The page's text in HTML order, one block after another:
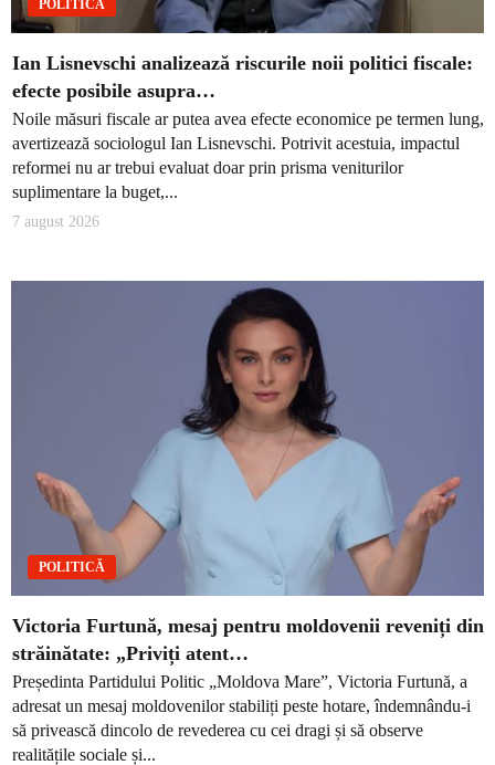
POLITICĂ
Ian Lisnevschi analizează riscurile noii politici fiscale:
efecte posibile asupra…
Noile măsuri fiscale ar putea avea efecte economice pe termen lung,
avertizează sociologul Ian Lisnevschi. Potrivit acestuia, impactul
reformei nu ar trebui evaluat doar prin prisma veniturilor
suplimentare la buget,...
7 august 2026
POLITICĂ
Victoria Furtună, mesaj pentru moldovenii reveniți din
străinătate: „Priviți atent…
Președinta Partidului Politic „Moldova Mare”, Victoria Furtună, a
adresat un mesaj moldovenilor stabiliți peste hotare, îndemnându-i
să privească dincolo de revederea cu cei dragi și să observe
realitățile sociale și...